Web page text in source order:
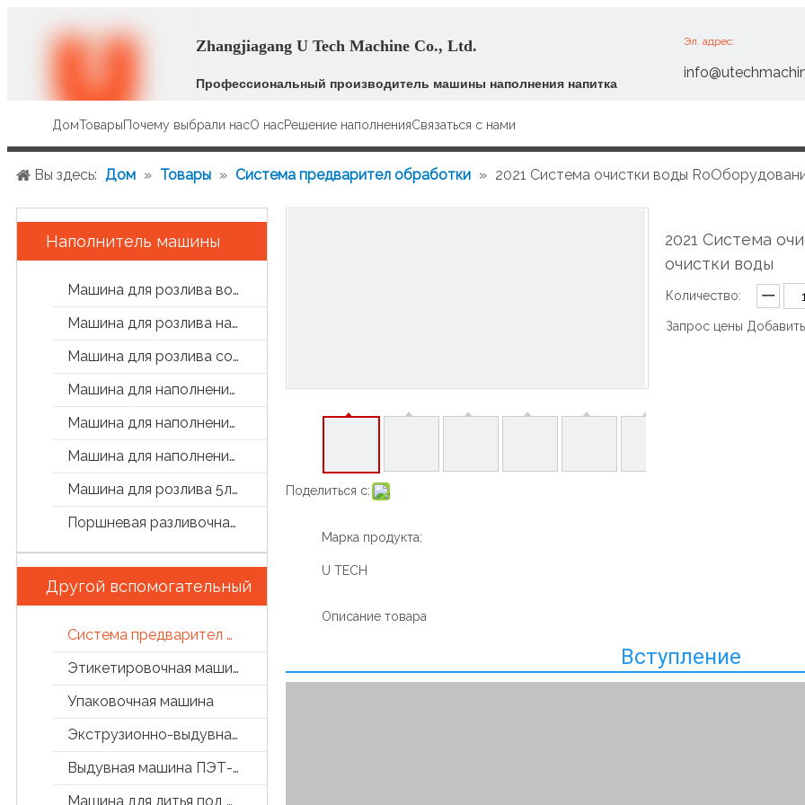
Zhangjiagang U Tech Machine Co., Ltd.
Профессиональный производитель машины наполнения напитка
Эл. адрес:
ДомТоварыПочему выбрали насО насРешение наполненияСвязаться с нами
Вы здесь: Дом » Товары » Система предварител обработки » 2021 Система очистки воды
Наполнитель машины
Машина для розлива воды
Машина для розлива напитков
Машина для розлива сока и чая
Машина для наполнения банок
Машина для наполнения бутылок
Машина для наполнения маслом
Машина для розлива 5л/5 галлон
Поршневая разливочная машина
Другой вспомогательный
Система предварител обработки
Этикетировочная машина
Упаковочная машина
Экструзионно-выдувная машина
Выдувная машина ПЭТ-бутылок
Машина для литья под давлением
Поделиться с:
2021 Система
очистки воды
Количество:
Запрос цены
Марка продукта:
U TECH
Описание товара
Вступление